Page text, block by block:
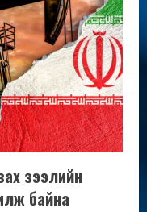
зээлийн
байна